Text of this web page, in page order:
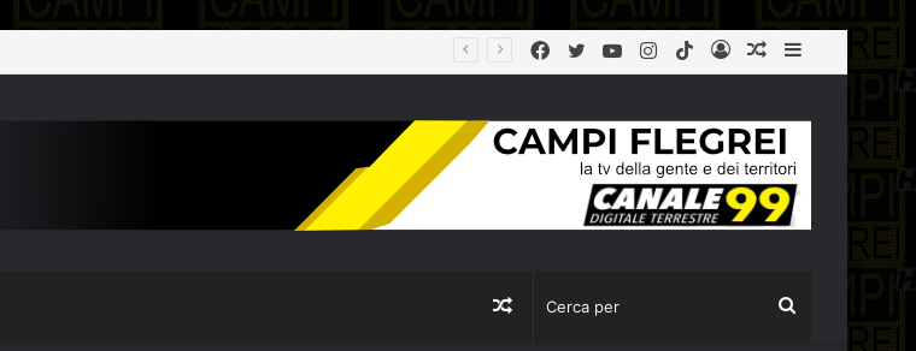
Sidebar
Articolo
Log
TikTok
Instagram
YouTube
Twitter
Facebook
Cerca
Articolo